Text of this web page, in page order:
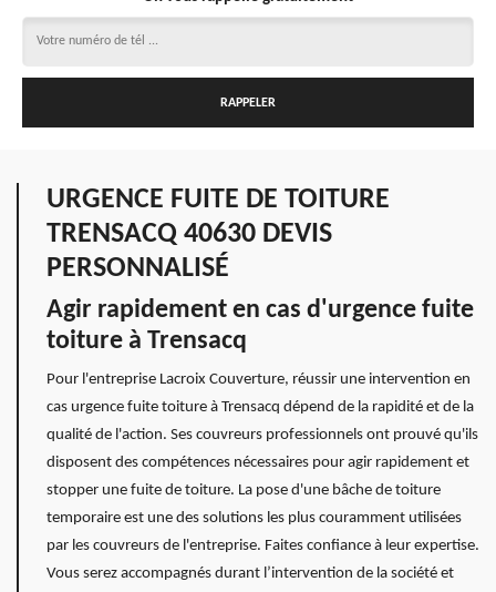
URGENCE FUITE DE TOITURE
TRENSACQ 40630 DEVIS
PERSONNALISÉ
Agir rapidement en cas d'urgence fuite
toiture à Trensacq
Pour l'entreprise Lacroix Couverture, réussir une intervention en
cas urgence fuite toiture à Trensacq dépend de la rapidité et de la
qualité de l'action. Ses couvreurs professionnels ont prouvé qu'ils
disposent des compétences nécessaires pour agir rapidement et
stopper une fuite de toiture. La pose d'une bâche de toiture
temporaire est une des solutions les plus couramment utilisées
par les couvreurs de l'entreprise. Faites confiance à leur expertise.
Vous serez accompagnés durant l’intervention de la société et